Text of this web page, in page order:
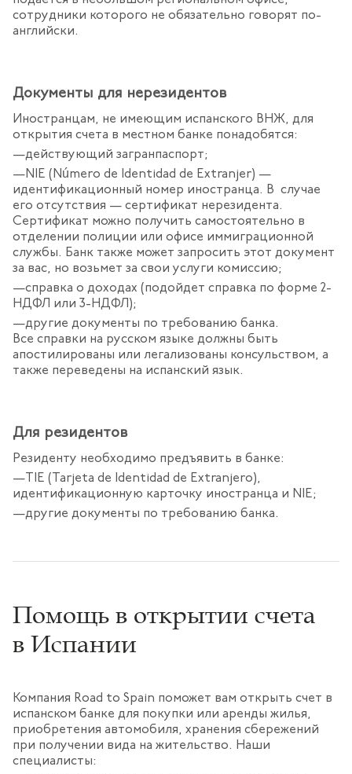
сотрудники которого не обязательно говорят по-
английски.
Документы для нерезидентов
Иностранцам, не имеющим испанского ВНЖ, для
открытия счета в местном банке понадобятся:
действующий загранпаспорт;
NIE (Número de Identidad de Extranjer) —
идентификационный номер иностранца. В случае
его отсутствия — сертификат нерезидента.
Сертификат можно получить самостоятельно в
отделении полиции или офисе иммиграционной
службы. Банк также может запросить этот документ
за вас, но возьмет за свои услуги комиссию;
справка о доходах (подойдет справка по форме 2-
НДФЛ или 3-НДФЛ);
другие документы по требованию банка.
Все справки на русском языке должны быть
апостилированы или легализованы консульством, а
также переведены на испанский язык.
Для резидентов
Резиденту необходимо предъявить в банке:
TIE (Tarjeta de Identidad de Extranjero),
идентификационную карточку иностранца и NIE;
другие документы по требованию банка.
Помощь в открытии счета
в Испании
Компания Road to Spain поможет вам открыть счет в
испанском банке для покупки или аренды жилья,
приобретения автомобиля, хранения сбережений
при получении вида на жительство. Наши
специалисты: